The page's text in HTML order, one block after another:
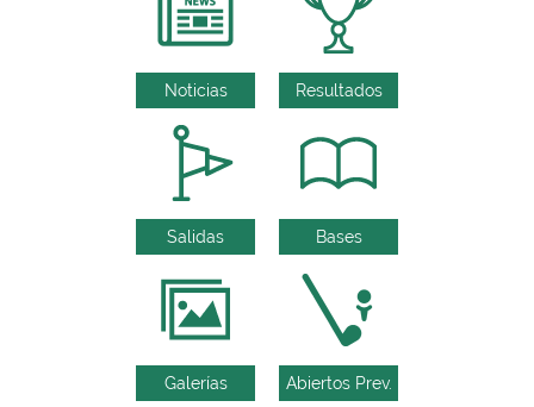
Noticias Resultados
Salidas Bases
Galerías Abiertos Prev.